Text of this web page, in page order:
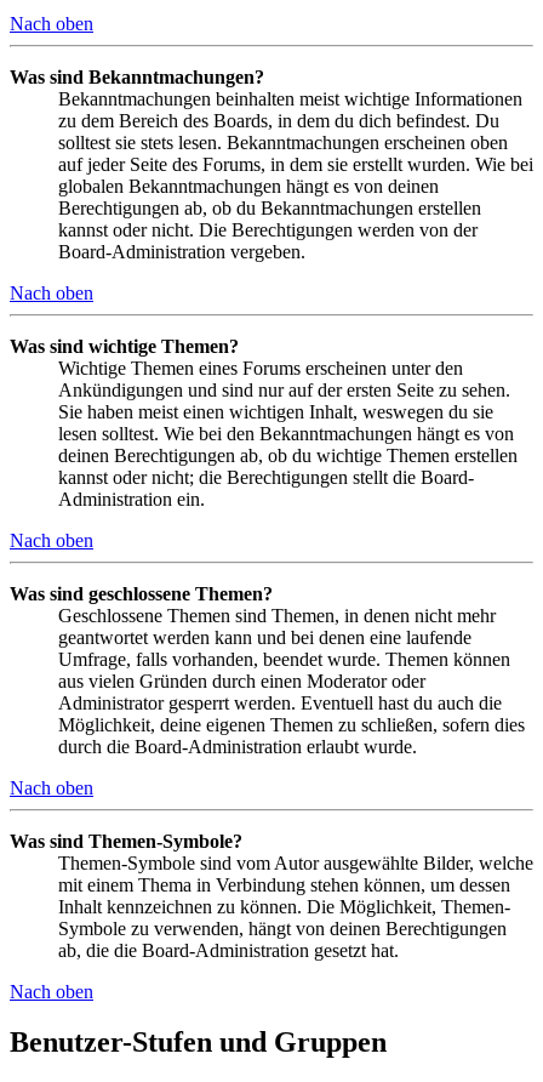
Nach oben
Was sind Bekanntmachungen?
Bekanntmachungen beinhalten meist wichtige Informationen
zu dem Bereich des Boards, in dem du dich befindest. Du
solltest sie stets lesen. Bekanntmachungen erscheinen oben
auf jeder Seite des Forums, in dem sie erstellt wurden. Wie bei
globalen Bekanntmachungen hängt es von deinen
Berechtigungen ab, ob du Bekanntmachungen erstellen
kannst oder nicht. Die Berechtigungen werden von der
Board-Administration vergeben.
Nach oben
Was sind wichtige Themen?
Wichtige Themen eines Forums erscheinen unter den
Ankündigungen und sind nur auf der ersten Seite zu sehen.
Sie haben meist einen wichtigen Inhalt, weswegen du sie
lesen solltest. Wie bei den Bekanntmachungen hängt es von
deinen Berechtigungen ab, ob du wichtige Themen erstellen
kannst oder nicht; die Berechtigungen stellt die Board-
Administration ein.
Nach oben
Was sind geschlossene Themen?
Geschlossene Themen sind Themen, in denen nicht mehr
geantwortet werden kann und bei denen eine laufende
Umfrage, falls vorhanden, beendet wurde. Themen können
aus vielen Gründen durch einen Moderator oder
Administrator gesperrt werden. Eventuell hast du auch die
Möglichkeit, deine eigenen Themen zu schließen, sofern dies
durch die Board-Administration erlaubt wurde.
Nach oben
Was sind Themen-Symbole?
Themen-Symbole sind vom Autor ausgewählte Bilder, welche
mit einem Thema in Verbindung stehen können, um dessen
Inhalt kennzeichnen zu können. Die Möglichkeit, Themen-
Symbole zu verwenden, hängt von deinen Berechtigungen
ab, die die Board-Administration gesetzt hat.
Nach oben
Benutzer-Stufen und Gruppen